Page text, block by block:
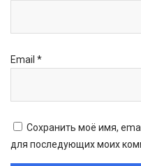
Email *
Сохранить моё имя,
для последующих моих